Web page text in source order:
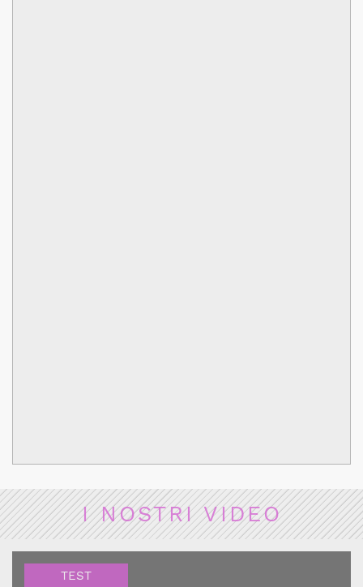
I NOSTRI VIDEO
TEST